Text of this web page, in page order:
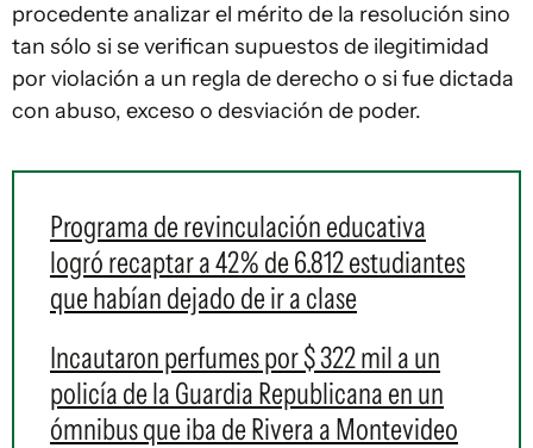
procedente analizar el mérito de la resolución sino
tan sólo si se verifican supuestos de ilegitimidad
por violación a un regla de derecho o si fue dictada
con abuso, exceso o desviación de poder.
Programa de revinculación educativa
logró recaptar a 42% de 6.812 estudiantes
que habían dejado de ir a clase
Incautaron perfumes por $ 322 mil a un
policía de la Guardia Republicana en un
ómnibus que iba de Rivera a Montevideo